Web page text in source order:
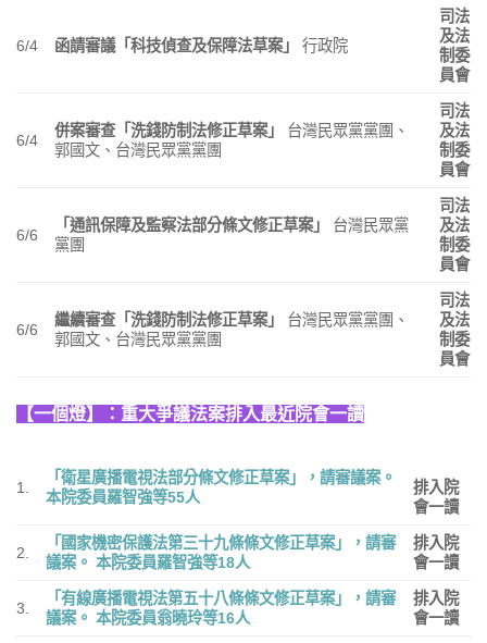
6/4 函請審議「科技偵查及保障法草案」 行政院
司法
及法
制委
員會
6/4
併案審查「洗錢防制法修正草案」
台灣民眾黨黨團、
郭國文、台灣民眾黨黨團
司法
及法
制委
員會
6/6
「通訊保障及監察法部分條文修正草案」
台灣民眾黨
黨團
司法
及法
制委
員會
6/6
繼續審查「洗錢防制法修正草案」
台灣民眾黨黨團、
郭國文、台灣民眾黨黨團
司法
及法
制委
員會
【一個燈】：重大爭議法案排入最近院會一讀
1.
「衛星廣播電視法部分條文修正草案」，請審議案。
本院委員羅智強等55人
排入院
會一讀
2.
「國家機密保護法第三十九條條文修正草案」，請審
議案。 本院委員羅智強等18人
排入院
會一讀
3.
「有線廣播電視法第五十八條條文修正草案」，請審
議案。 本院委員翁曉玲等16人
排入院
會一讀